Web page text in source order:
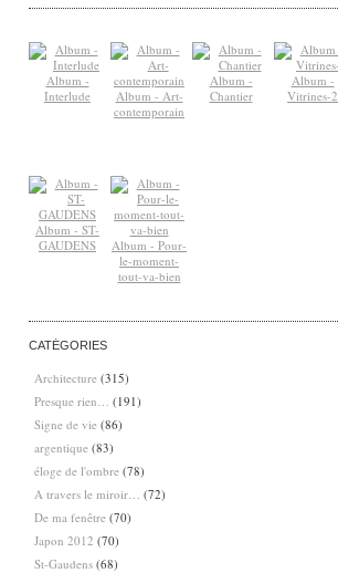
Album -
Interlude
Album - Art-
contemporain
Album -
Chantier
Album -
Vitrines-2
Album - ST-
GAUDENS
Album - Pour-
le-moment-
tout-va-bien
CATÉGORIES
Architecture (315)
Presque rien…
(191)
Signe de vie (86)
argentique (83)
éloge de l'ombre (78)
A travers le miroir…
(72)
De ma fenêtre (70)
Japon 2012 (70)
St-Gaudens (68)